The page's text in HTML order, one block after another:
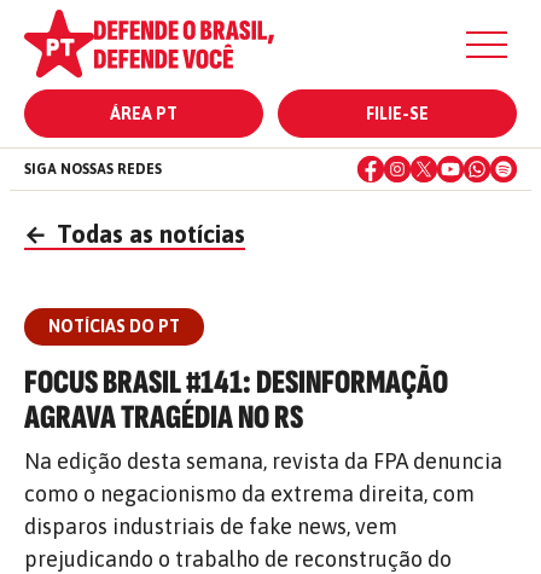
ÁREA PT FILIE-SE
SIGA NOSSAS REDES
← Todas as notícias
NOTÍCIAS DO PT
FOCUS BRASIL #141: DESINFORMAÇÃO
AGRAVA TRAGÉDIA NO RS
Na edição desta semana, revista da FPA denuncia
como o negacionismo da extrema direita, com
disparos industriais de fake news, vem
prejudicando o trabalho de reconstrução do